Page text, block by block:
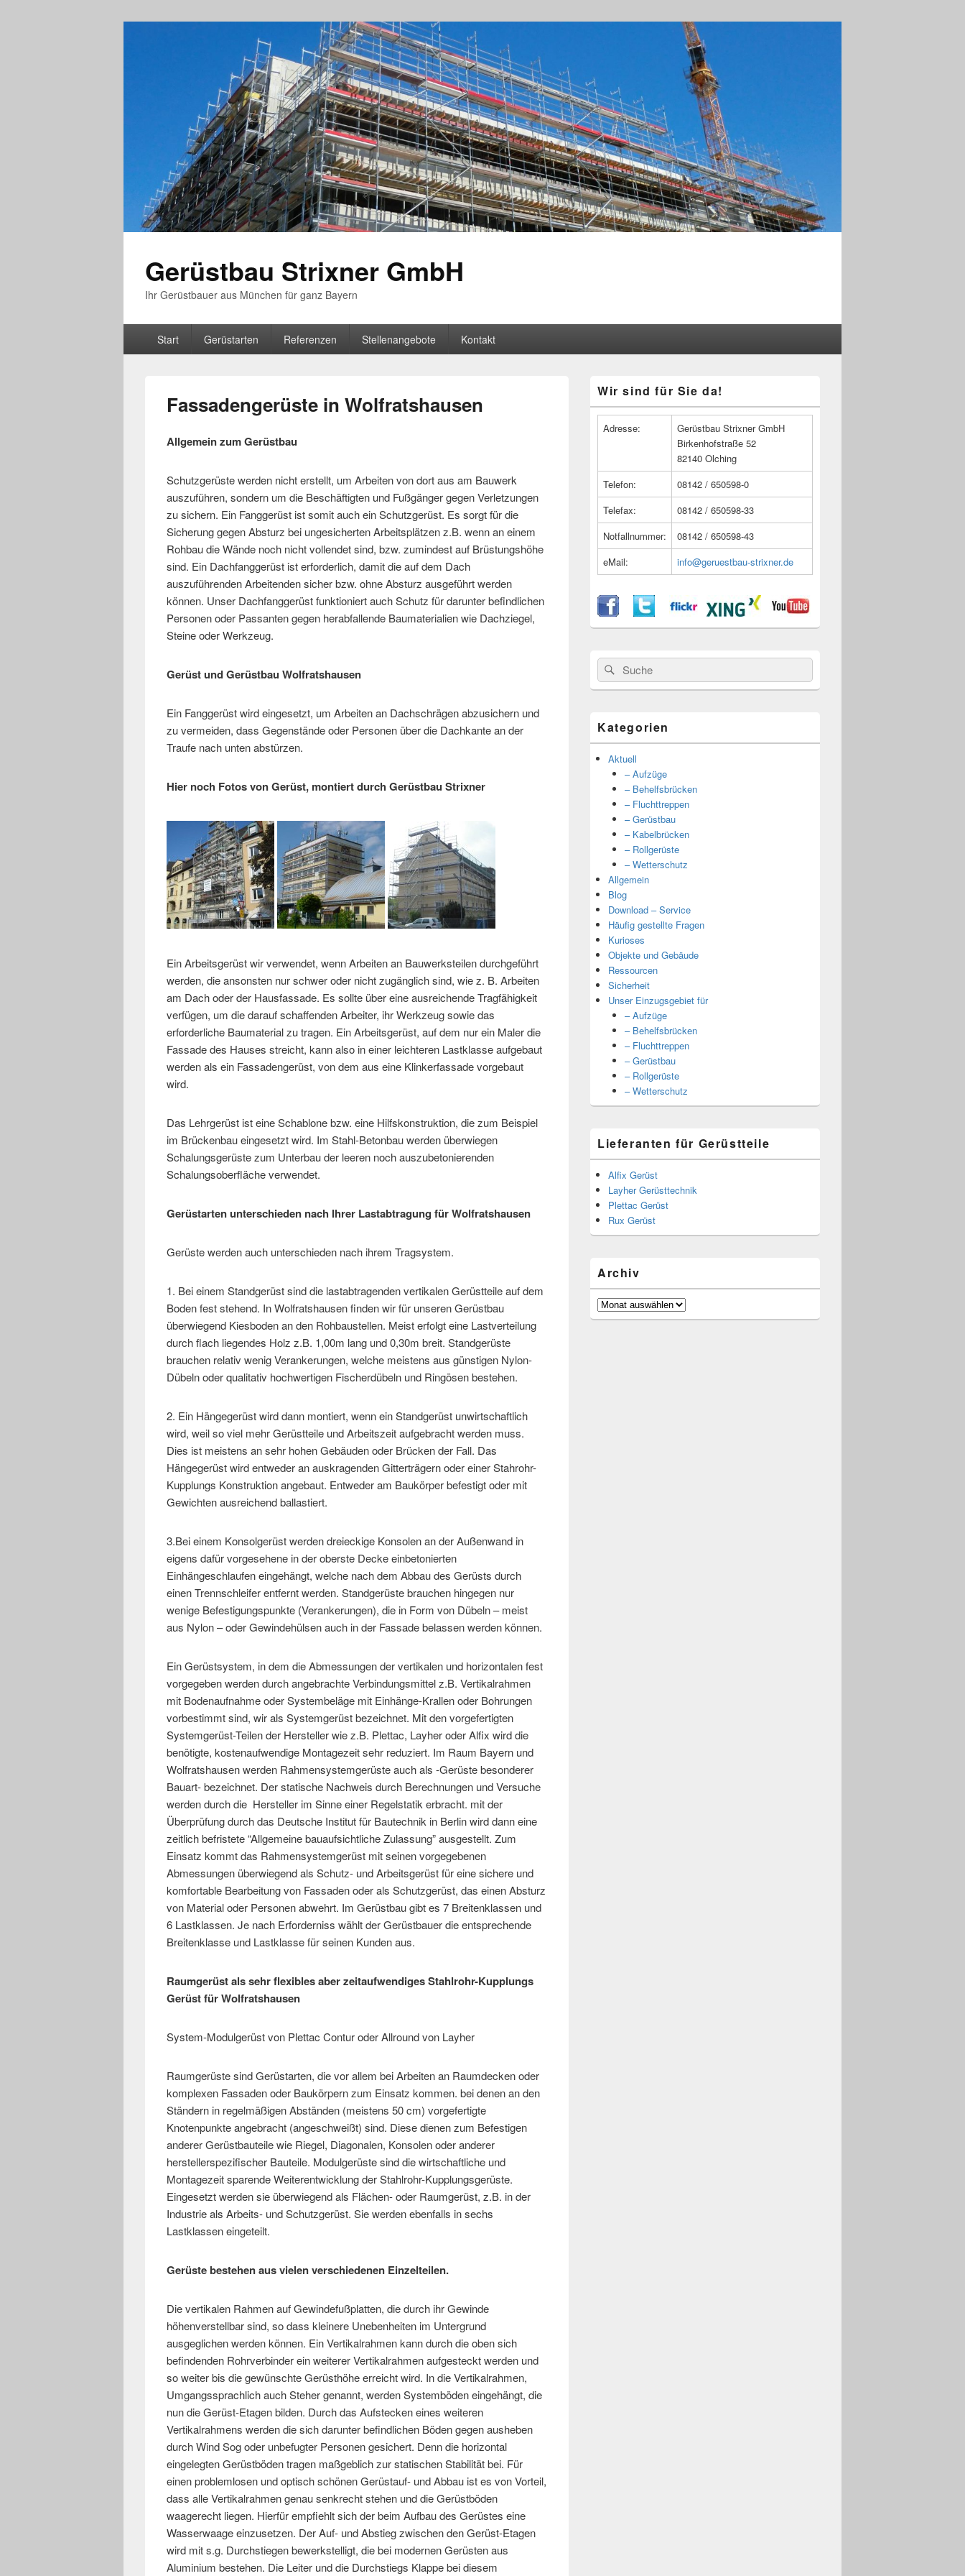
Gerüstbau Strixner GmbH
Ihr Gerüstbauer aus München für ganz Bayern
Start Gerüstarten Referenzen Stellenangebote Kontakt
Fassadengerüste in Wolfratshausen
Allgemein zum Gerüstbau
Schutzgerüste werden nicht erstellt, um Arbeiten von dort aus am Bauwerk
auszuführen, sondern um die Beschäftigten und Fußgänger gegen Verletzungen
zu sichern. Ein Fanggerüst ist somit auch ein Schutzgerüst. Es sorgt für die
Sicherung gegen Absturz bei ungesicherten Arbeitsplätzen z.B. wenn an einem
Rohbau die Wände noch nicht vollendet sind, bzw. zumindest auf Brüstungshöhe
sind. Ein Dachfanggerüst ist erforderlich, damit die auf dem Dach
auszuführenden Arbeitenden sicher bzw. ohne Absturz ausgeführt werden
können. Unser Dachfanggerüst funktioniert auch Schutz für darunter befindlichen
Personen oder Passanten gegen herabfallende Baumaterialien wie Dachziegel,
Steine oder Werkzeug.
Gerüst und Gerüstbau Wolfratshausen
Ein Fanggerüst wird eingesetzt, um Arbeiten an Dachschrägen abzusichern und
zu vermeiden, dass Gegenstände oder Personen über die Dachkante an der
Traufe nach unten abstürzen.
Hier noch Fotos von Gerüst, montiert durch Gerüstbau Strixner
Ein Arbeitsgerüst wir verwendet, wenn Arbeiten an Bauwerksteilen durchgeführt
werden, die ansonsten nur schwer oder nicht zugänglich sind, wie z. B. Arbeiten
am Dach oder der Hausfassade. Es sollte über eine ausreichende Tragfähigkeit
verfügen, um die darauf schaffenden Arbeiter, ihr Werkzeug sowie das
erforderliche Baumaterial zu tragen. Ein Arbeitsgerüst, auf dem nur ein Maler die
Fassade des Hauses streicht, kann also in einer leichteren Lastklasse aufgebaut
werden als ein Fassadengerüst, von dem aus eine Klinkerfassade vorgebaut
wird.
Das Lehrgerüst ist eine Schablone bzw. eine Hilfskonstruktion, die zum Beispiel
im Brückenbau eingesetzt wird. Im Stahl-Betonbau werden überwiegen
Schalungsgerüste zum Unterbau der leeren noch auszubetonierenden
Schalungsoberfläche verwendet.
Gerüstarten unterschieden nach Ihrer Lastabtragung für Wolfratshausen
Gerüste werden auch unterschieden nach ihrem Tragsystem.
1. Bei einem Standgerüst sind die lastabtragenden vertikalen Gerüstteile auf dem
Boden fest stehend. In Wolfratshausen finden wir für unseren Gerüstbau
überwiegend Kiesboden an den Rohbaustellen. Meist erfolgt eine Lastverteilung
durch flach liegendes Holz z.B. 1,00m lang und 0,30m breit. Standgerüste
brauchen relativ wenig Verankerungen, welche meistens aus günstigen Nylon-
Dübeln oder qualitativ hochwertigen Fischerdübeln und Ringösen bestehen.
2. Ein Hängegerüst wird dann montiert, wenn ein Standgerüst unwirtschaftlich
wird, weil so viel mehr Gerüstteile und Arbeitszeit aufgebracht werden muss.
Dies ist meistens an sehr hohen Gebäuden oder Brücken der Fall. Das
Hängegerüst wird entweder an auskragenden Gitterträgern oder einer Stahrohr-
Kupplungs Konstruktion angebaut. Entweder am Baukörper befestigt oder mit
Gewichten ausreichend ballastiert.
3.Bei einem Konsolgerüst werden dreieckige Konsolen an der Außenwand in
eigens dafür vorgesehene in der oberste Decke einbetonierten
Einhängeschlaufen eingehängt, welche nach dem Abbau des Gerüsts durch
einen Trennschleifer entfernt werden. Standgerüste brauchen hingegen nur
wenige Befestigungspunkte (Verankerungen), die in Form von Dübeln – meist
aus Nylon – oder Gewindehülsen auch in der Fassade belassen werden können.
Ein Gerüstsystem, in dem die Abmessungen der vertikalen und horizontalen fest
vorgegeben werden durch angebrachte Verbindungsmittel z.B. Vertikalrahmen
mit Bodenaufnahme oder Systembeläge mit Einhänge-Krallen oder Bohrungen
vorbestimmt sind, wir als Systemgerüst bezeichnet. Mit den vorgefertigten
Systemgerüst-Teilen der Hersteller wie z.B. Plettac, Layher oder Alfix wird die
benötigte, kostenaufwendige Montagezeit sehr reduziert. Im Raum Bayern und
Wolfratshausen werden Rahmensystemgerüste auch als -Gerüste besonderer
Bauart- bezeichnet. Der statische Nachweis durch Berechnungen und Versuche
werden durch die Hersteller im Sinne einer Regelstatik erbracht. mit der
Überprüfung durch das Deutsche Institut für Bautechnik in Berlin wird dann eine
zeitlich befristete “Allgemeine bauaufsichtliche Zulassung” ausgestellt. Zum
Einsatz kommt das Rahmensystemgerüst mit seinen vorgegebenen
Abmessungen überwiegend als Schutz- und Arbeitsgerüst für eine sichere und
komfortable Bearbeitung von Fassaden oder als Schutzgerüst, das einen Absturz
von Material oder Personen abwehrt. Im Gerüstbau gibt es 7 Breitenklassen und
6 Lastklassen. Je nach Erforderniss wählt der Gerüstbauer die entsprechende
Breitenklasse und Lastklasse für seinen Kunden aus.
Raumgerüst als sehr flexibles aber zeitaufwendiges Stahlrohr-Kupplungs
Gerüst für Wolfratshausen
System-Modulgerüst von Plettac Contur oder Allround von Layher
Raumgerüste sind Gerüstarten, die vor allem bei Arbeiten an Raumdecken oder
komplexen Fassaden oder Baukörpern zum Einsatz kommen. bei denen an den
Ständern in regelmäßigen Abständen (meistens 50 cm) vorgefertigte
Knotenpunkte angebracht (angeschweißt) sind. Diese dienen zum Befestigen
anderer Gerüstbauteile wie Riegel, Diagonalen, Konsolen oder anderer
herstellerspezifischer Bauteile. Modulgerüste sind die wirtschaftliche und
Montagezeit sparende Weiterentwicklung der Stahlrohr-Kupplungsgerüste.
Eingesetzt werden sie überwiegend als Flächen- oder Raumgerüst, z.B. in der
Industrie als Arbeits- und Schutzgerüst. Sie werden ebenfalls in sechs
Lastklassen eingeteilt.
Gerüste bestehen aus vielen verschiedenen Einzelteilen.
Die vertikalen Rahmen auf Gewindefußplatten, die durch ihr Gewinde
höhenverstellbar sind, so dass kleinere Unebenheiten im Untergrund
ausgeglichen werden können. Ein Vertikalrahmen kann durch die oben sich
befindenden Rohrverbinder ein weiterer Vertikalrahmen aufgesteckt werden und
so weiter bis die gewünschte Gerüsthöhe erreicht wird. In die Vertikalrahmen,
Umgangssprachlich auch Steher genannt, werden Systemböden eingehängt, die
nun die Gerüst-Etagen bilden. Durch das Aufstecken eines weiteren
Vertikalrahmens werden die sich darunter befindlichen Böden gegen ausheben
durch Wind Sog oder unbefugter Personen gesichert. Denn die horizontal
eingelegten Gerüstböden tragen maßgeblich zur statischen Stabilität bei. Für
einen problemlosen und optisch schönen Gerüstauf- und Abbau ist es von Vorteil,
dass alle Vertikalrahmen genau senkrecht stehen und die Gerüstböden
waagerecht liegen. Hierfür empfiehlt sich der beim Aufbau des Gerüstes eine
Wasserwaage einzusetzen. Der Auf- und Abstieg zwischen den Gerüst-Etagen
wird mit s.g. Durchstiegen bewerkstelligt, die bei modernen Gerüsten aus
Aluminium bestehen. Die Leiter und die Durchstiegs Klappe bei diesem
Seitenleisten
Widget-
Wir sind für Sie da!
Adresse:
Gerüstbau Strixner GmbH
Birkenhofstraße 52
82140 Olching
Telefon:
08142 / 650598-0
Telefax:
08142 / 650598-33
Notfallnummer:
08142 / 650598-43
eMail:
info@geruestbau-strixner.de
Suche
nach:
Kategorien
Aktuell
– Aufzüge
– Behelfsbrücken
– Fluchttreppen
– Gerüstbau
– Kabelbrücken
– Rollgerüste
– Wetterschutz
Allgemein
Blog
Download – Service
Häufig gestellte Fragen
Kurioses
Objekte und Gebäude
Ressourcen
Sicherheit
Unser Einzugsgebiet für
– Aufzüge
– Behelfsbrücken
– Fluchttreppen
– Gerüstbau
– Rollgerüste
– Wetterschutz
Lieferanten für Gerüstteile
Alfix Gerüst
Layher Gerüsttechnik
Plettac Gerüst
Rux Gerüst
Archiv
Archiv